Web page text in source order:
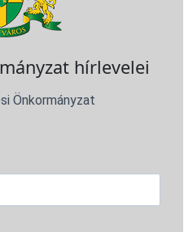
hírlevelei
Önkormányzat